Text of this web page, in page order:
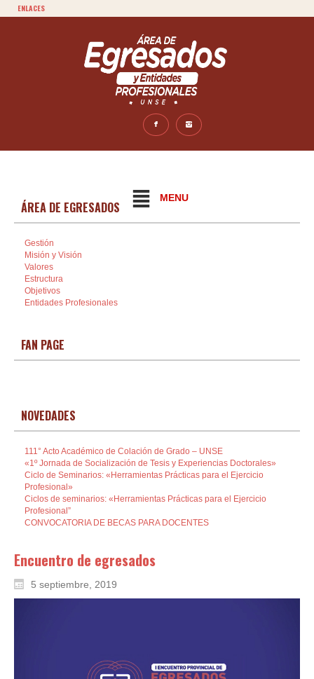
ENLACES
MENU
ÁREA DE EGRESADOS
Gestión
Misión y Visión
Valores
Estructura
Objetivos
Entidades Profesionales
FAN PAGE
NOVEDADES
111° Acto Académico de Colación de Grado – UNSE
«1º Jornada de Socialización de Tesis y Experiencias Doctorales»
Ciclo de Seminarios: «Herramientas Prácticas para el Ejercicio
Profesional»
Ciclos de seminarios: «Herramientas Prácticas para el Ejercicio
Profesional”
CONVOCATORIA DE BECAS PARA DOCENTES
Encuentro de egresados
5 septiembre, 2019